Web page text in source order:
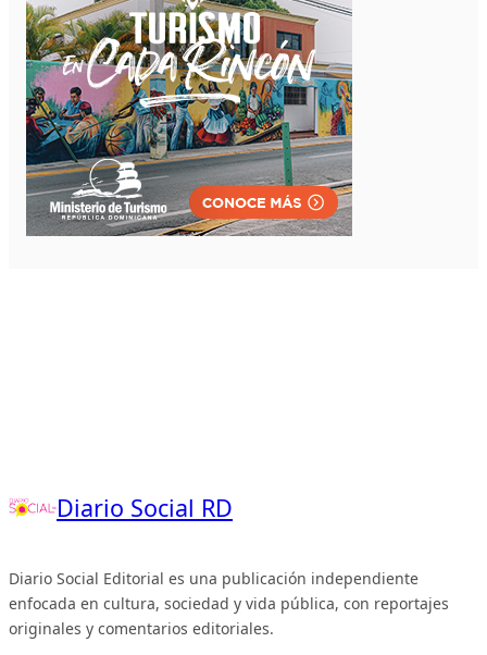
Diario Social RD
Diario Social Editorial es una publicación independiente
enfocada en cultura, sociedad y vida pública, con reportajes
originales y comentarios editoriales.